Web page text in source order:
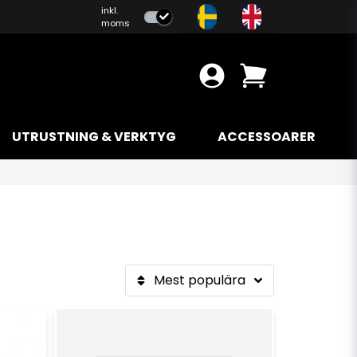
inkl.
moms
UTRUSTNING & VERKTYG ACCESSOARER
Mest populära